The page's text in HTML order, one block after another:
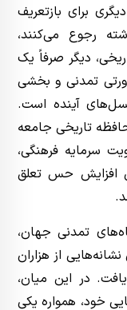
برای بازتعریف
رجوع می‌کنند،
دیگر صرفاً یک
تمدنی و بخشی
آینده است.
تاریخی جامعه
سرمایه فرهنگی،
افزایش حس تعلق
تمدنی جهان،
از هزاران
در این میان،
خود، همواره یکی